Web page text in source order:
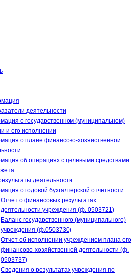
деятельности
о государственном (муниципальном)
и его исполнении
о плане финансово-хозяйственной
об операциях с целевыми средствами
деятельности
о годовой бухгалтерской отчетности
Отчет о финансовых результатах
деятельности учреждения (ф. 0503721)
Баланс государственного (муниципального)
учреждения (ф.0503730)
Отчет об исполнении учреждением плана его
финансово-хозяйственной деятельности (ф.
0503737)
Сведения о результатах учреждения по